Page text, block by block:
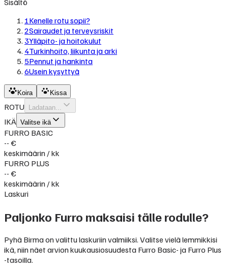
Sisältö
1Kenelle rotu sopii?
2Sairaudet ja terveysriskit
3Ylläpito- ja hoitokulut
4Turkinhoito, liikunta ja arki
5Pennut ja hankinta
6Usein kysyttyä
Koira Kissa
ROTU Ladataan...
IKÄ Valitse ikä
FURRO BASIC
-- €
keskimäärin / kk
FURRO PLUS
-- €
keskimäärin / kk
Laskuri
Paljonko Furro maksaisi tälle rodulle?
Pyhä Birma on valittu laskuriin valmiiksi. Valitse vielä lemmikkisi
ikä, niin näet arvion kuukausiosuudesta Furro Basic- ja Furro Plus
-tasoilla.